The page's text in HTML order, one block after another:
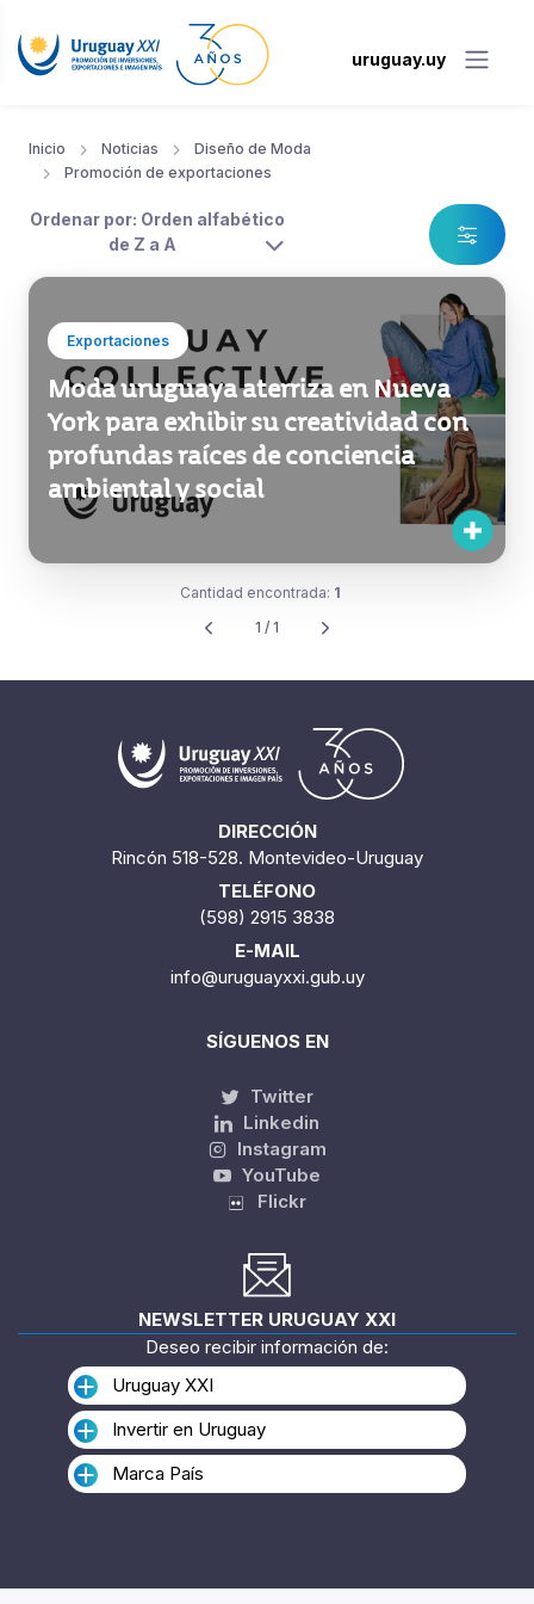
uruguay.uy
Inicio Noticias
Diseño de Moda
Promoción de exportaciones
Ordenar por: Orden alfabético
de Z a A
Exportaciones
Moda uruguaya aterriza en Nueva
York para exhibir su creatividad con
profundas raíces de conciencia
ambiental y social
Cantidad encontrada: 1
1 / 1
DIRECCIÓN
Rincón 518-528. Montevideo-Uruguay
TELÉFONO
(598) 2915 3838
E-MAIL
info@uruguayxxi.gub.uy
SÍGUENOS EN
Twitter
Linkedin
Instagram
YouTube
Flickr
NEWSLETTER URUGUAY XXI
Deseo recibir información de:
Uruguay XXI
Invertir en Uruguay
Marca País